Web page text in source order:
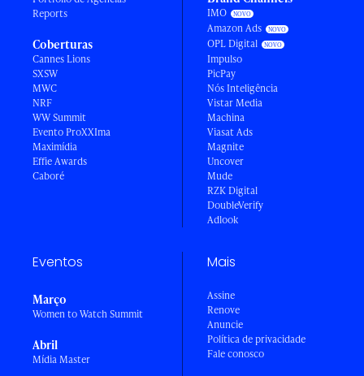
Reports
Coberturas
Cannes Lions
SXSW
MWC
NRF
WW Summit
Evento ProXXIma
Maximídia
Effie Awards
Caboré
IMO
Amazon Ads
OPL Digital
Impulso
PicPay
Nós Inteligência
Vistar Media
Machina
Viasat Ads
Magnite
Uncover
Mude
RZK Digital
DoubleVerify
Adlook
Eventos
Março
Women to Watch Summit
Abril
Mídia Master
Mais
Assine
Renove
Anuncie
Política de privacidade
Fale conosco